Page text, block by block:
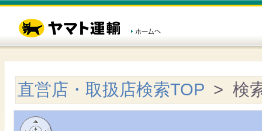
直営店・取扱店検索TOP > 検